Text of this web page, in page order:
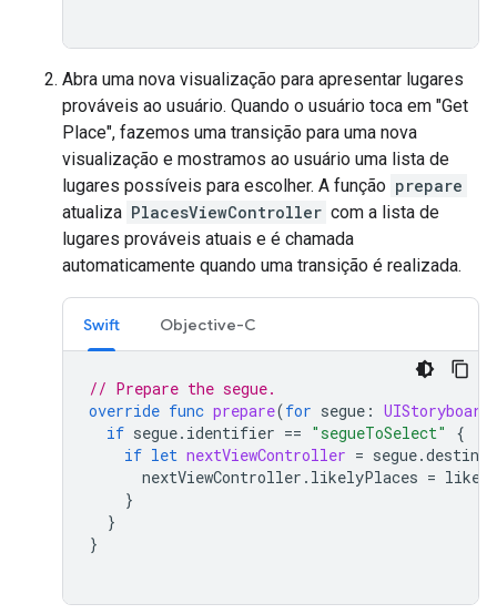
Abra uma nova visualização para apresentar lugares
prováveis ao usuário. Quando o usuário toca em "Get
Place", fazemos uma transição para uma nova
visualização e mostramos ao usuário uma lista de
lugares possíveis para escolher. A função prepare
atualiza PlacesViewController com a lista de
lugares prováveis atuais e é chamada
automaticamente quando uma transição é realizada.
Swift Objective-C
// Prepare the segue.
override func prepare(for segue :
if segue. identifier == "segueToSelect"
{
if let nextViewController = segue.
nextViewController . likelyPlaces =
}
}
}